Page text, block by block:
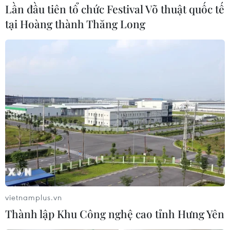
23/09/2020 12:34
Hiện cơ quan chức năng Pháp đang tiến hành lục soát
khu vực tháp Eiffel sau khi nhận được cuộc gọi đe dọa
có bom tại địa điểm du lịch nổi tiếng này.
Lần đầu tiên tổ chức Festival Võ thuật quốc tế
tại Hoàng thành Thăng Long
vietnamplus.vn
Thành lập Khu Công nghệ cao tỉnh Hưng Yên